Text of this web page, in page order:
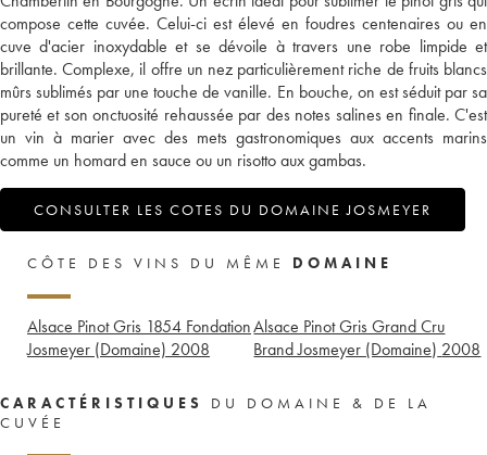
compose cette cuvée. Celui-ci est élevé en foudres centenaires ou en
cuve d'acier inoxydable et se dévoile à travers une robe limpide et
brillante. Complexe, il offre un nez particulièrement riche de fruits blancs
mûrs sublimés par une touche de vanille. En bouche, on est séduit par sa
pureté et son onctuosité rehaussée par des notes salines en finale. C'est
un vin à marier avec des mets gastronomiques aux accents marins
comme un homard en sauce ou un risotto aux gambas.
CONSULTER LES COTES DU DOMAINE JOSMEYER
CÔTE DES VINS DU MÊME DOMAINE
Alsace Pinot Gris 1854 Fondation
Josmeyer (Domaine) 2008
Alsace Pinot Gris Grand Cru
Brand Josmeyer (Domaine) 2008
CARACTÉRISTIQUES
DU DOMAINE & DE LA
CUVÉE